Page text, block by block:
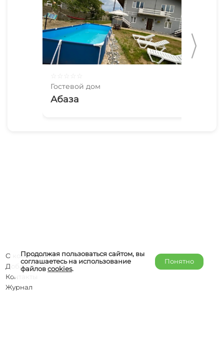
Гостевой дом
Абаза
Продолжая пользоваться сайтом, вы
соглашаетесь на использование
файловcookies.
Понятно
О компании
Добавить объект
Контакты
Журнал